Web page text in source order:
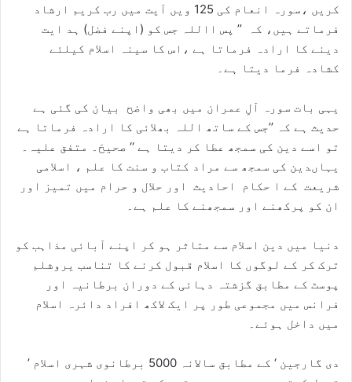
کریں ،سورہ انعام کی 125 ویں آیت میں رب کریم ارشاد
فرماتے ہیں، کہ ’’ پس االلہ جس کو (اپنے فضل) ہد ایت
دینے کا ارادہ فرماتا ہے ،اس کا سینہ اسلام کیلئے
کشادہ فرما دیتا ہے۔
یہی بات سورہ آلِ عمران میں بھی واضح بیان کی گئی ہے
حدیث ہے کہ ’’جس کے ساتھ اللہ بھلائی کا ارادہ فرماتا ہے
تو اسے دین کی سمجھ عطا کر دیتا ہے ‘‘ صحیحَ۔ متفق علیہ۔
یہاںدین کی سمجھ سے مراد کتاب و سنت کا علم ، اسلامی
شریعت کے ا حکام احادیث اور حلال و حرام میں تمیز اور
ان کو پرکھنے اور سمجھنے کا علم ہے۔
دنیا میں دین اسلام سے متاثر ہو کر اپنے آبائی مذاہب کو
ترک کر کے لوگوں کا اسلام قبول کرنے کا تناسب یروشلم
پوسٹ کے مطابق گزشتہ دہائی کے دوران برطانیہ اور
فرانس میں مجموعی طور پر ایک لاکھ افراد دائرہ اسلام
میں داخل ہوئے۔
’ دی گارجین ‘ کے مطابق سالانہ 5000 برطانوی شہری اسلام